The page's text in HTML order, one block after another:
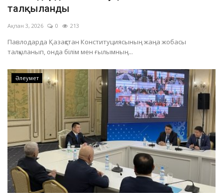
талқыланды
Ақпан 3, 2026 0 213
Павлодарда Қазақстан Конституциясының жаңа жобасы
талқыланып, онда білім мен ғылымның...
Әлеумет